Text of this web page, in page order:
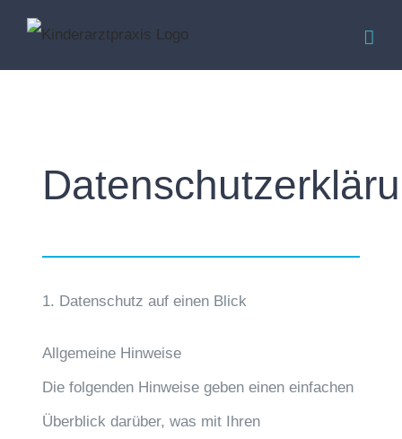
Zum
1. Datenschutz auf einen Blick
Allgemeine Hinweise
Die folgenden Hinweise geben einen einfachen
Überblick darüber, was mit Ihren